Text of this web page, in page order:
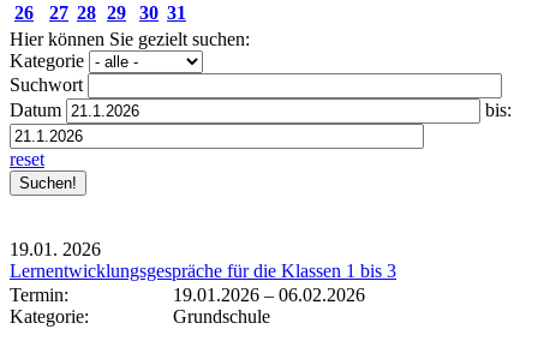
26
27 28 29 30 31
Hier können Sie gezielt suchen:
Kategorie
Suchwort
Datum
bis:
reset
19.01. 2026
Lernentwicklungsgespräche für die Klassen 1 bis 3
Termin:
19.01.2026 – 06.02.2026
Kategorie:
Grundschule